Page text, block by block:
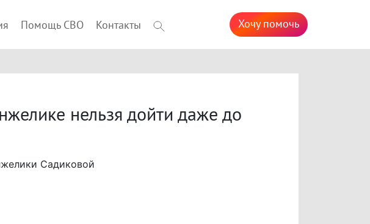
Помощь СВО Контакты Хочу помочь
нельзя дойти даже до
Садиковой